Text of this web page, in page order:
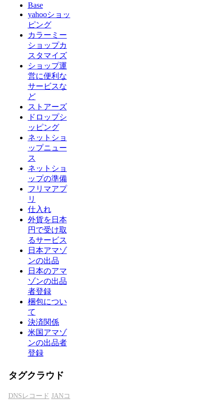
Base
yahooショッ
ピング
カラーミー
ショップカ
スタマイズ
ショップ運
営に便利な
サービスな
ど
ストアーズ
ドロップシ
ッピング
ネットショ
ップニュー
ス
ネットショ
ップの準備
フリマアプ
リ
仕入れ
外貨を日本
円で受け取
るサービス
日本アマゾ
ンの出品
日本のアマ
ゾンの出品
者登録
梱包につい
て
決済関係
米国アマゾ
ンの出品者
登録
タグクラウド
DNSレコード JANコ